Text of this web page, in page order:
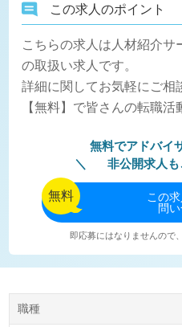
この求人のポイント
こちらの求人は人材紹介サ
の取扱い求人です。
詳細に関してお気軽にご相
【無料】で皆さんの転職活
無料でアドバイ
非公開求人
無料 この
問
即応募にはなりませんので
職種